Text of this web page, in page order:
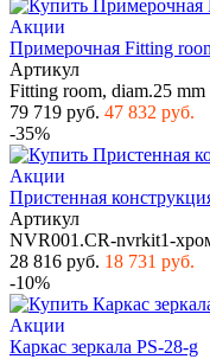
Акции
Примерочная Fitting
Артикул
Fitting room, diam.25
79 719 руб. 47 832 руб.
-35%
Акции
Пристенная
Артикул
NVR001.CR-nvrkit1-
28 816 руб. 18 731 руб.
-10%
Акции
Каркас зеркала PS-28-g